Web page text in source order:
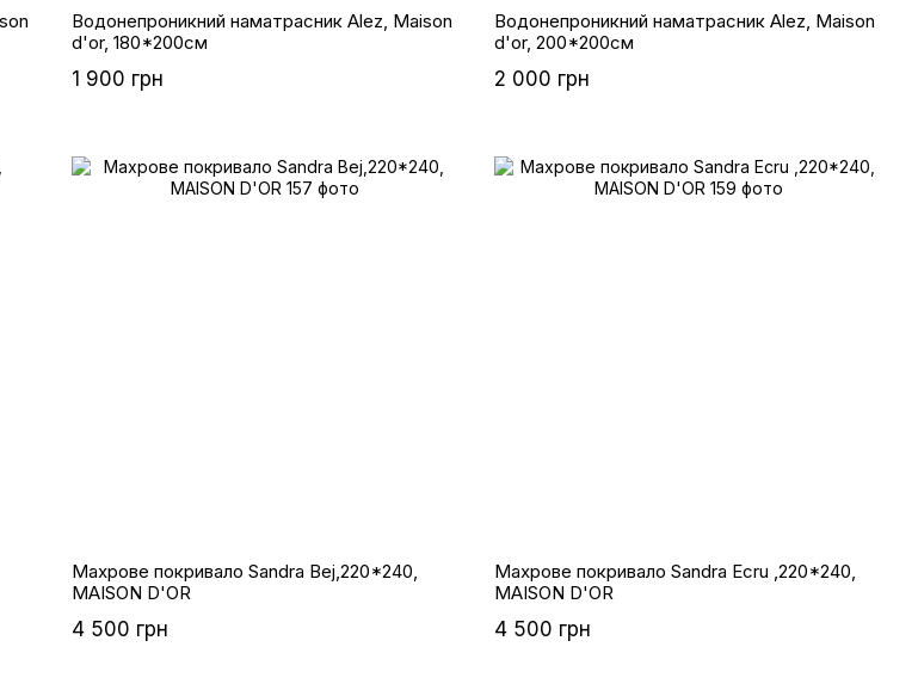
Водонепроникний наматрасник Alez, Maison
d'or, 180*200см
1 900 грн
Водонепроникний наматрасник Alez, Maison
d'or, 200*200см
2 000 грн
Махрове покривало Sandra Bej,220*240,
MAISON D'OR
4 500 грн
Махрове покривало Sandra Ecru ,220*240,
MAISON D'OR
4 500 грн